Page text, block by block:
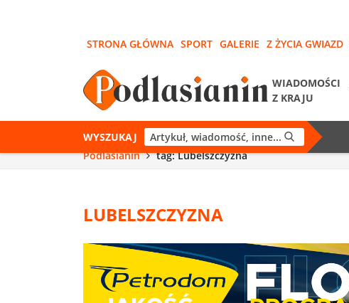
STRONA GŁÓWNA SPORT GALERIE Z ŻYCIA GWIAZD
WIADOMOŚCI
Z KRAJU
WYSZUKAJ
Podlasianin
tag: Lubelszczyzna
LUBELSZCZYZNA